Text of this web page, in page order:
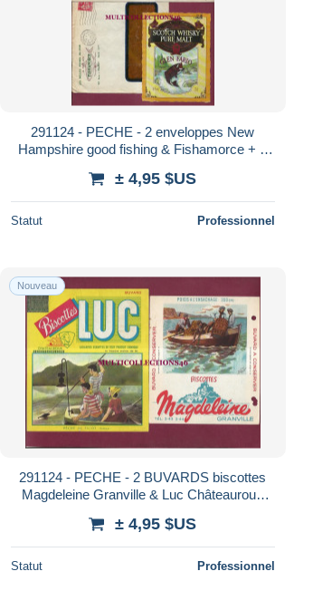
291124 - PECHE - 2 enveloppes New
Hampshire good fishing & Fishamorce + 1
± 4,95 $US
Statut Professionnel
Nouveau
291124 - PECHE - 2 BUVARDS biscottes
Magdeleine Granville & Luc Châteauroux
± 4,95 $US
Statut Professionnel